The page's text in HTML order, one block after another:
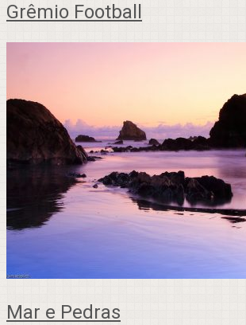
Grêmio Football
Mar e Pedras